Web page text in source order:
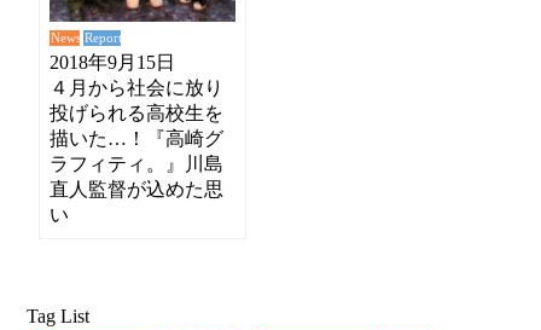
News Report
2018年9月15日
４月から社会に放り
投げられる高校生を
描いた…！『高崎グ
ラフィティ。』川島
直人監督が込めた思
い
Tag List